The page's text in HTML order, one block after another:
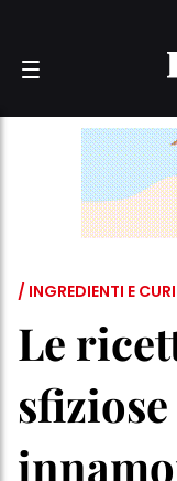
/ INGREDIENTI E
Le